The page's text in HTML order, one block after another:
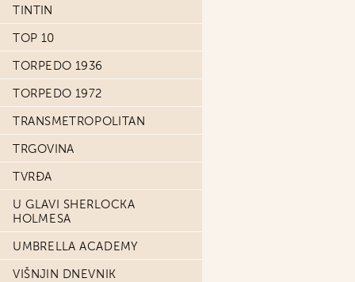
TINTIN
TOP 10
TORPEDO 1936
TORPEDO 1972
TRANSMETROPOLITAN
TRGOVINA
TVRĐA
U GLAVI SHERLOCKA
HOLMESA
UMBRELLA ACADEMY
VIŠNJIN DNEVNIK